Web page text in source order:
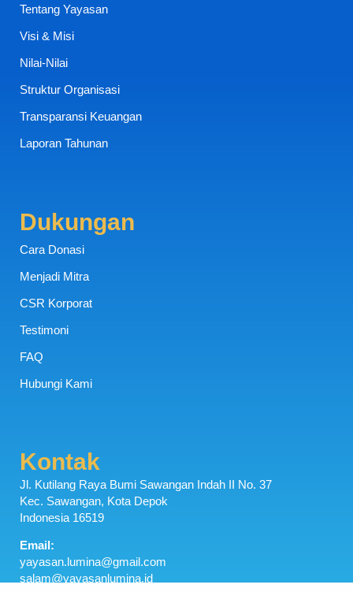
Tentang Yayasan
Visi & Misi
Nilai-Nilai
Struktur Organisasi
Transparansi Keuangan
Laporan Tahunan
Dukungan
Cara Donasi
Menjadi Mitra
CSR Korporat
Testimoni
FAQ
Hubungi Kami
Kontak
Jl. Kutilang Raya Bumi Sawangan Indah II No. 37
Kec. Sawangan, Kota Depok
Indonesia 16519
Email:
yayasan.lumina@gmail.com
salam@yayasanlumina.id